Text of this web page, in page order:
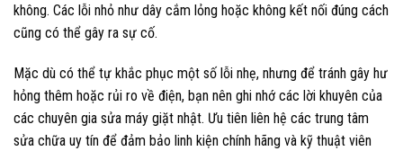
không. Các lỗi nhỏ như dây cắm lỏng hoặc không kết nối đúng cách
cũng có thể gây ra sự cố.
Mặc dù có thể tự khắc phục một số lỗi nhẹ, nhưng để tránh gây hư
hỏng thêm hoặc rủi ro về điện, bạn nên ghi nhớ các lời khuyên của
các chuyên gia sửa máy giặt nhật. Ưu tiên liên hệ các trung tâm
sửa chữa uy tín để đảm bảo linh kiện chính hãng và kỹ thuật viên